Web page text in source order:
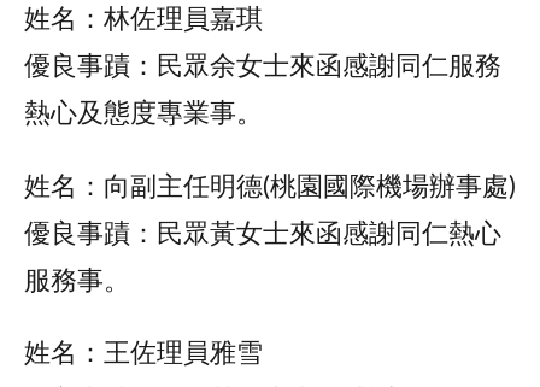
姓名：林佐理員嘉琪
優良事蹟：民眾余女士來函感謝同仁服務
熱心及態度專業事。
姓名：向副主任明德(桃園國際機場辦事處)
優良事蹟：民眾黃女士來函感謝同仁熱心
服務事。
姓名：王佐理員雅雪